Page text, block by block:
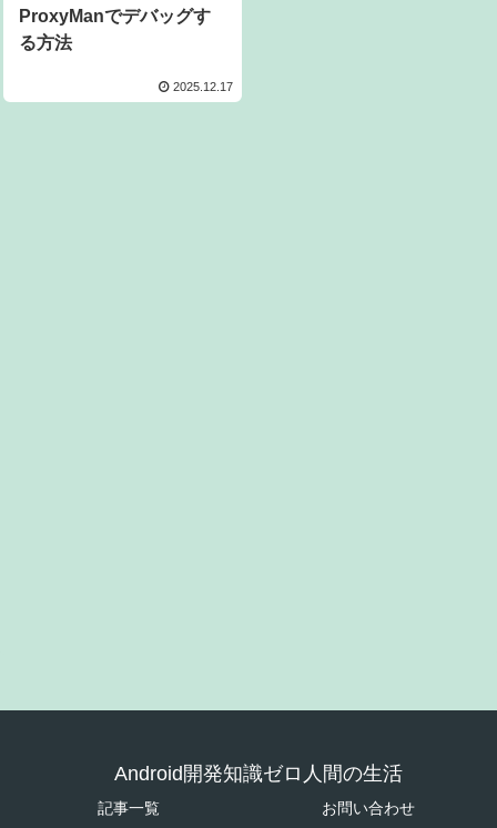
ProxyManでデバッグす
る方法
2025.12.17
Android開発知識ゼロ人間の生活
記事一覧 お問い合わせ